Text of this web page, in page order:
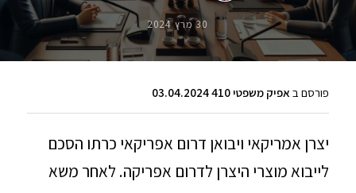
30 מרץ 2024
פורסם ב אפיק משפטי 410 03.04.2024
יצרן אמריקאי ויבואן דרום אפריקאי כרתו הסכם
לייבוא מוצרי היצרן לדרום אפריקה. לאחר משא